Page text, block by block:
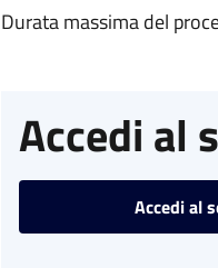
Durata massima del
Accedi al
Accedi al